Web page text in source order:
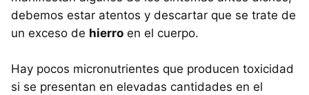
debemos estar atentos y descartar que se trate de
un exceso de hierro en el cuerpo.
Hay pocos micronutrientes que producen toxicidad
si se presentan en elevadas cantidades en el